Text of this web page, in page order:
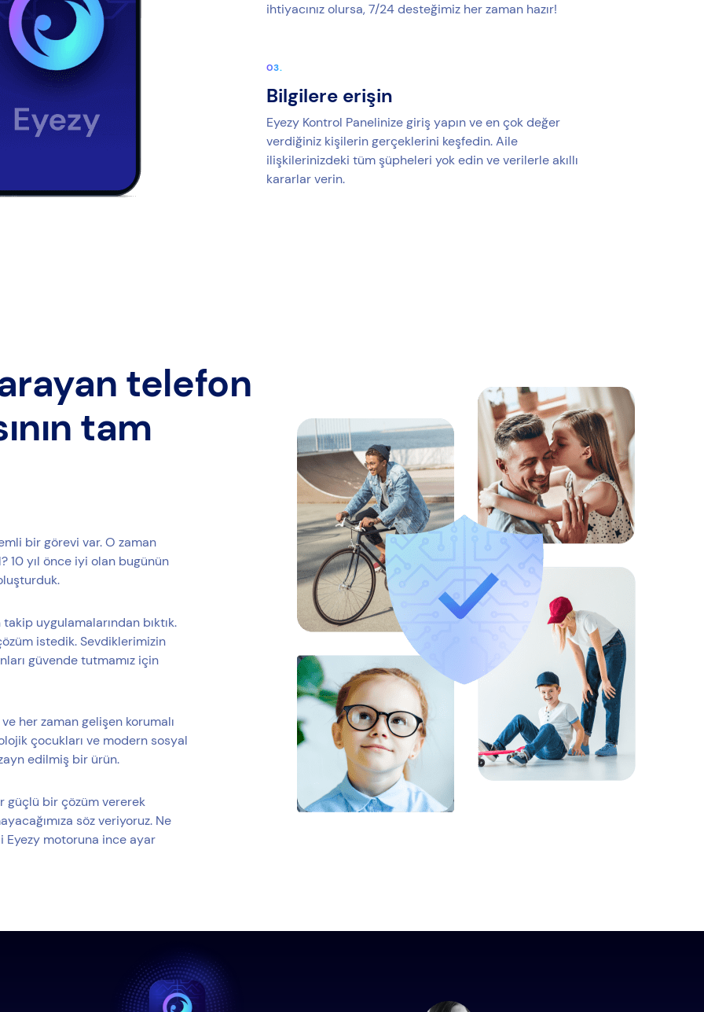
ihtiyacınız olursa, 7/24 desteğimiz her zaman hazır!
Bilgilere erişin
Eyezy Kontrol Panelinize giriş yapın ve en çok değer
verdiğiniz kişilerin gerçeklerini keşfedin. Aile
ilişkilerinizdeki tüm şüpheleri yok edin ve verilerle akıllı
kararlar verin.
telefon
tam
bir görevi var. O zaman
10 yıl önce iyi olan bugünün
uygulamalarından bıktık.
istedik. Sevdiklerimizin
güvende tutmamız için
her zaman gelişen korumalı
çocukları ve modern sosyal
edilmiş bir ürün.
güçlü bir çözüm vererek
söz veriyoruz. Ne
Eyezy motoruna ince ayar